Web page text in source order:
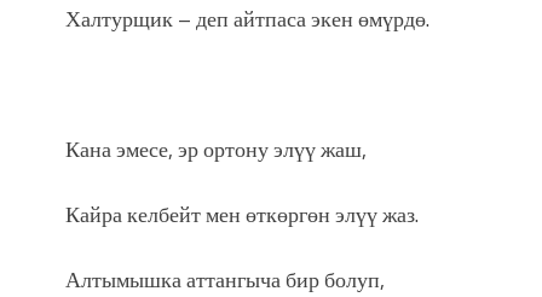
Халтурщик – деп айтпаса экен өмүрдө.
Кана эмесе, эр ортону элүү жаш,
Кайра келбейт мен өткөргөн элүү жаз.
Алтымышка аттангыча бир болуп,